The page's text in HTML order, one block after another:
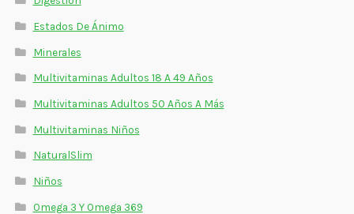
Estados De Ánimo
Minerales
Multivitaminas Adultos 18 A 49 Años
Multivitaminas Adultos 50 Años A Más
Multivitaminas Niños
NaturalSlim
Niños
Omega 3 Y Omega 369